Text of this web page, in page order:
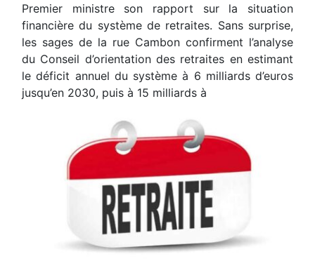
Premier ministre son rapport sur la situation
financière du système de retraites. Sans surprise,
les sages de la rue Cambon confirment l’analyse
du Conseil d’orientation des retraites en estimant
le déficit annuel du système à 6 milliards d’euros
jusqu’en 2030, puis à 15 milliards à